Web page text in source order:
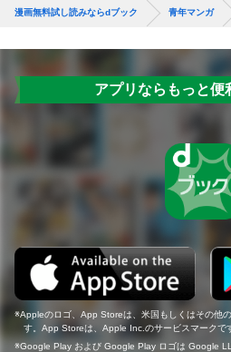
漫画無料試し読みならdブック 青年マンガ
アプリならもっと便
Appleのロゴ、App Storeは、米国もしくはその他
す。App Storeは、Apple Inc.のサービスマークで
Google Play および Google Play ロゴは Google